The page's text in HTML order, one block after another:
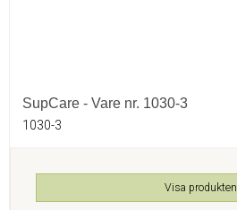
SupCare - Vare nr. 1030-3
1030-3
Visa produkten